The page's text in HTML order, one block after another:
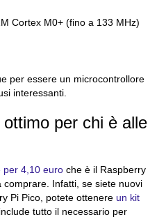
Cortex M0+ (fino a 133 MHz)
per essere un microcontrollore
interessanti.
per chi è alle
per 4,10 euro che è il Raspberry
comprare. Infatti, se siete nuovi
Pi Pico, potete ottenere un kit
tutto il necessario per